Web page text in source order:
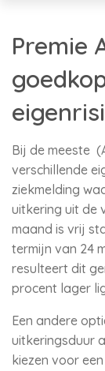
Premie
Bij de meeste
verschillende
ziekmelding
uitkering uit de
maand is vrij
termijn van 24
resulteert dit
procent lager
Een andere
uitkeringsduur
kiezen voor